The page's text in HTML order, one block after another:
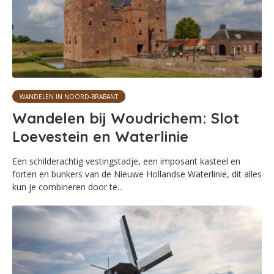
WANDELEN IN NOORD-BRABANT
Wandelen bij Woudrichem: Slot
Loevestein en Waterlinie
Een schilderachtig vestingstadje, een imposant kasteel en
forten en bunkers van de Nieuwe Hollandse Waterlinie, dit alles
kun je combineren door te...